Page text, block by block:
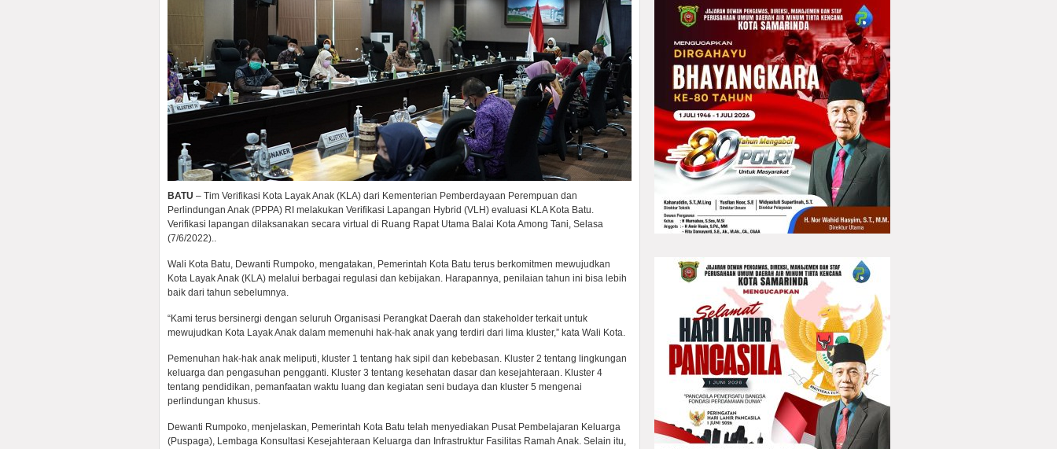
BATU – Tim Verifikasi Kota Layak Anak (KLA) dari Kementerian Pemberdayaan Perempuan dan
Perlindungan Anak (PPPA) RI melakukan Verifikasi Lapangan Hybrid (VLH) evaluasi KLA Kota Batu.
Verifikasi lapangan dilaksanakan secara virtual di Ruang Rapat Utama Balai Kota Among Tani, Selasa
(7/6/2022)..
Wali Kota Batu, Dewanti Rumpoko, mengatakan, Pemerintah Kota Batu terus berkomitmen mewujudkan
Kota Layak Anak (KLA) melalui berbagai regulasi dan kebijakan. Harapannya, penilaian tahun ini bisa lebih
baik dari tahun sebelumnya.
“Kami terus bersinergi dengan seluruh Organisasi Perangkat Daerah dan stakeholder terkait untuk
mewujudkan Kota Layak Anak dalam memenuhi hak-hak anak yang terdiri dari lima kluster,” kata Wali Kota.
Pemenuhan hak-hak anak meliputi, kluster 1 tentang hak sipil dan kebebasan. Kluster 2 tentang lingkungan
keluarga dan pengasuhan pengganti. Kluster 3 tentang kesehatan dasar dan kesejahteraan. Kluster 4
tentang pendidikan, pemanfaatan waktu luang dan kegiatan seni budaya dan kluster 5 mengenai
perlindungan khusus.
Dewanti Rumpoko, menjelaskan, Pemerintah Kota Batu telah menyediakan Pusat Pembelajaran Keluarga
(Puspaga), Lembaga Konsultasi Kesejahteraan Keluarga dan Infrastruktur Fasilitas Ramah Anak. Selain itu,